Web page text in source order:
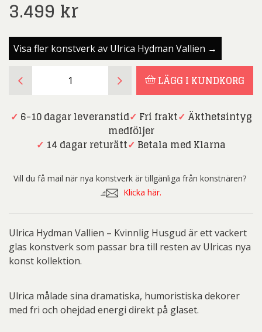
3.499 kr
Visa fler konstverk av Ulrica Hydman Vallien →
Hydman
-
Husgud
LÄGG I KUNDKORG
✓ 6-10 dagar leveranstid✓ Fri frakt✓ Äkthetsintyg
medföljer
✓ 14 dagar returätt✓ Betala med Klarna
Vill du få mail när nya konstverk är tillgänliga från konstnären?
Klicka här.
Ulrica Hydman Vallien – Kvinnlig Husgud är ett vackert
glas konstverk som passar bra till resten av Ulricas nya
konst kollektion.
Ulrica målade sina dramatiska, humoristiska dekorer
med fri och ohejdad energi direkt på glaset.